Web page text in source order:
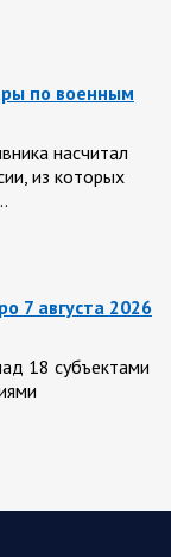
по военным
насчитал
из которых
7 августа 2026
18 субъектами